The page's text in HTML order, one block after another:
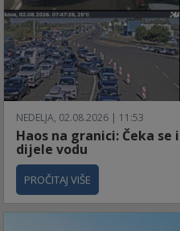
NEDELJA, 02.08.2026 | 11:53
Haos na granici: Čeka
dijele vodu
PROČITAJ VIŠE